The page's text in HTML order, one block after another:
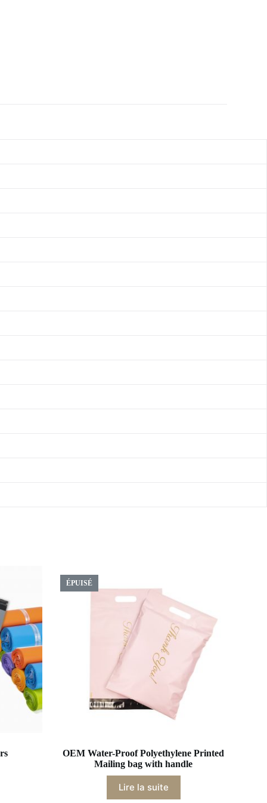
ÉPUISÉ
OEM Water-Proof Polyethylene Printed
Mailing bag with handle
Lire la suite